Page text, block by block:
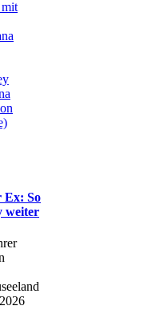
Ex: So
weiter